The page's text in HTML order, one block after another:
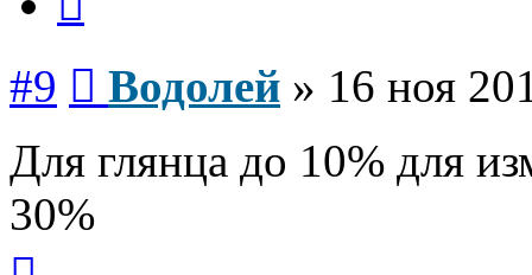
#9 Водолей » 16 ноя
Для глянца до 10% для
30%